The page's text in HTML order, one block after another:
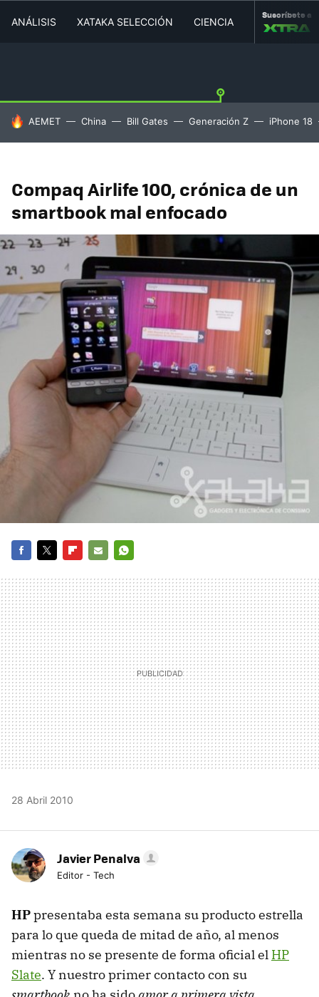
ANÁLISIS XATAKA SELECCIÓN CIENCIA MOVILIDAD
Suscríbete a
HOY SE HABLA DE
AEMET China Bill Gates Generación Z iPhone 18
Compaq Airlife 100, crónica de un
smartbook mal enfocado
MAIL
28 Abril 2010
Javier Penalva
Editor - Tech
HPpresentaba esta semana su producto estrella
para lo que queda de mitad de año, al menos
mientras no se presente de forma oficial el HP
Slate. Y nuestro primer contacto con su